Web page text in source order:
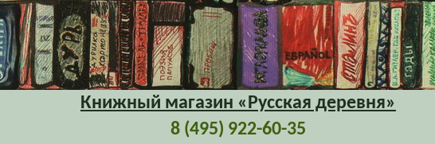
Книжный магазин «Русская деревня»
8 (495) 922-60-35